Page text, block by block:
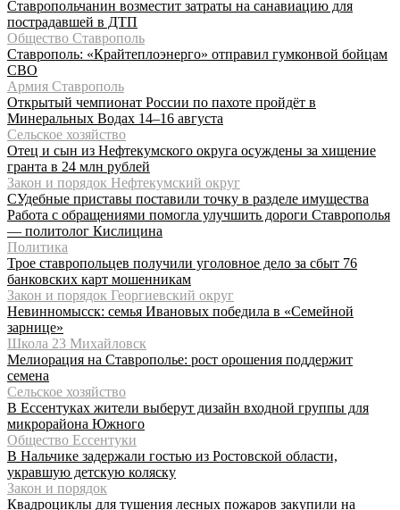
Ставропольчанин возместит затраты на санавиацию для
пострадавшей в ДТП
Общество Ставрополь
Ставрополь: «Крайтеплоэнерго» отправил гумконвой бойцам
СВО
Армия Ставрополь
Открытый чемпионат России по пахоте пройдёт в
Минеральных Водах 14–16 августа
Сельское хозяйство
Отец и сын из Нефтекумского округа осуждены за хищение
гранта в 24 млн рублей
Закон и порядок Нефтекумский округ
СУдебные приставы поставили точку в разделе имущества
Работа с обращениями помогла улучшить дороги Ставрополья
— политолог Кислицина
Политика
Трое ставропольцев получили уголовное дело за сбыт 76
банковских карт мошенникам
Закон и порядок Георгиевский округ
Невинномысск: семья Ивановых победила в «Семейной
зарнице»
Школа 23 Михайловск
Мелиорация на Ставрополье: рост орошения поддержит
семена
Сельское хозяйство
В Ессентуках жители выберут дизайн входной группы для
микрорайона Южного
Общество Ессентуки
В Нальчике задержали гостью из Ростовской области,
укравшую детскую коляску
Закон и порядок
Квадроциклы для тушения лесных пожаров закупили на